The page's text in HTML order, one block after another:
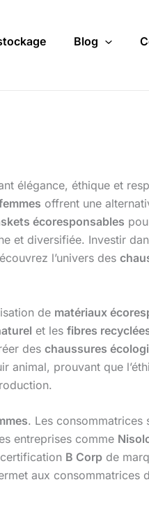
Blog
élégance, éthique et
offrent une
écoresponsables
et diversifiée. Investir
l’univers des
de matériaux
et les fibres
des chaussures
animal, prouvant que
. Les consommatrices
entreprises comme
B Corp de
aux consommatrices